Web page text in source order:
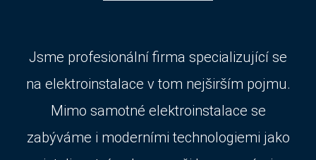
Jsme profesionální firma specializující se
na elektroinstalace v tom nejširším pojmu.
Mimo samotné elektroinstalace se
zabýváme i moderními technologiemi jako